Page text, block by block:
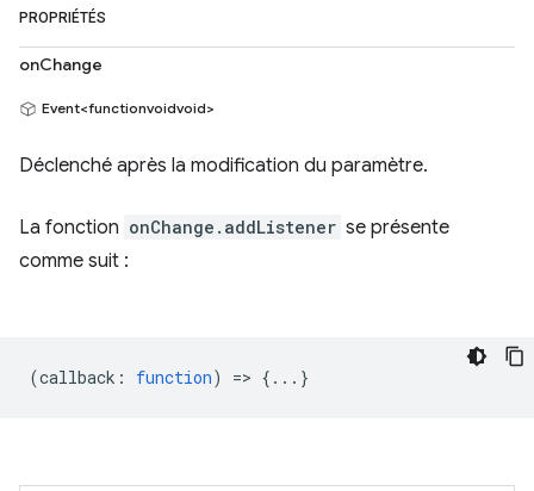
PROPRIÉTÉS
onChange
Event<functionvoidvoid>
Déclenché après la modification du paramètre.
La fonction onChange.addListener se présente
comme suit :
(callback : function) => {...}